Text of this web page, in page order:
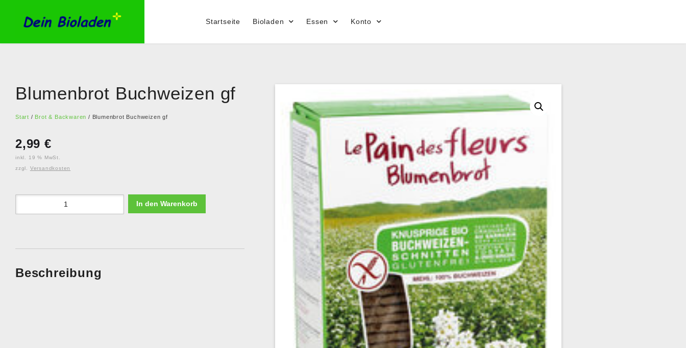
Startseite Bioladen Essen Konto
Blumenbrot Buchweizen gf
Start / Brot & Backwaren / Blumenbrot Buchweizen gf
2,99 €
inkl. 19 % MwSt.
zzgl. Versandkosten
In den Warenkorb
Beschreibung